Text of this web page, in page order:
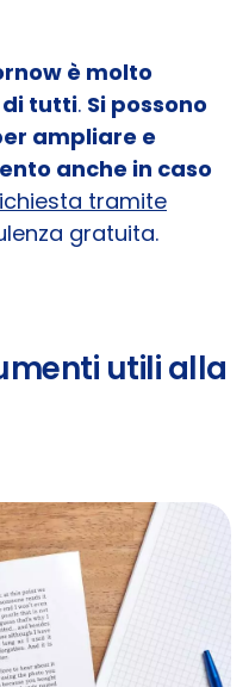
è molto
tutti. Si possono
ampliare e
anche in caso
tramite
gratuita.
utili alla